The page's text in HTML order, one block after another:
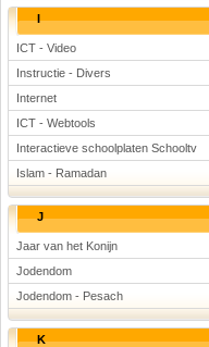
I
ICT - Video
Instructie - Divers
Internet
ICT - Webtools
Interactieve schoolplaten Schooltv
Islam - Ramadan
J
Jaar van het Konijn
Jodendom
Jodendom - Pesach
K